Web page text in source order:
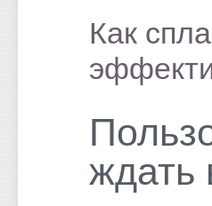
Как
ждать